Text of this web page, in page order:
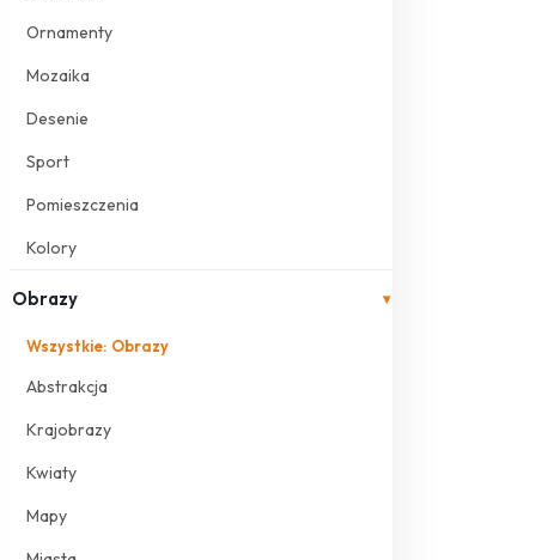
Ornamenty
Mozaika
Desenie
Sport
Pomieszczenia
Kolory
Obrazy ▾
Wszystkie: Obrazy
Abstrakcja
Krajobrazy
Kwiaty
Mapy